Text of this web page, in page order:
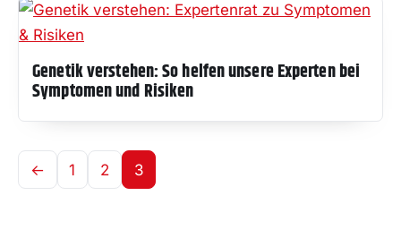
Genetik verstehen: So helfen unsere Experten bei
Symptomen und Risiken
← 1 2 3